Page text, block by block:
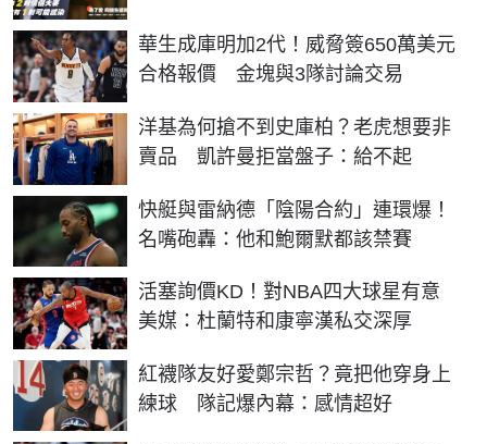
華生成庫明加2代！威脅簽650萬美元
合格報價 金塊與3隊討論交易
洋基為何搶不到史庫柏？老虎想要非
賣品 凱許曼拒當盤子：給不起
快艇與雷納德「陰陽合約」連環爆！
名嘴砲轟：他和鮑爾默都該禁賽
活塞詢價KD！對NBA四大球星有意
美媒：杜蘭特和康寧漢私交深厚
紅襪隊友好愛鄭宗哲？竟把他穿身上
練球 隊記爆內幕：感情超好